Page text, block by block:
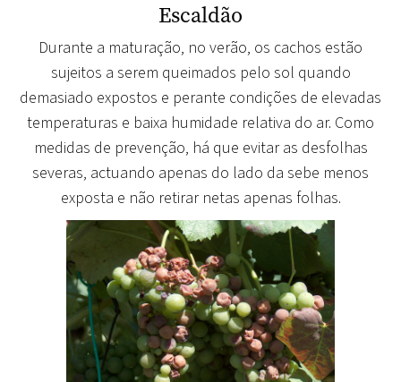
Escaldão
Durante a maturação, no verão, os cachos estão
sujeitos a serem queimados pelo sol quando
demasiado expostos e perante condições de elevadas
temperaturas e baixa humidade relativa do ar. Como
medidas de prevenção, há que evitar as desfolhas
severas, actuando apenas do lado da sebe menos
exposta e não retirar netas apenas folhas.